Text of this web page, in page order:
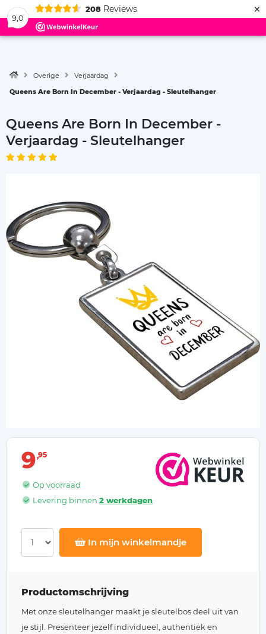
9,0
208 Reviews ×
Menu
Overige
Verjaardag
Queens Are Born In December - Verjaardag - Sleutelhanger
Queens Are Born In December -
Verjaardag - Sleutelhanger
9 95
Op voorraad
Levering binnen2 werkdagen
In mijn winkelmandje
Productomschrijving
Met onze sleutelhanger maakt je sleutelbos deel uit van
je stijl. Presenteer jezelf individueel, authentiek en